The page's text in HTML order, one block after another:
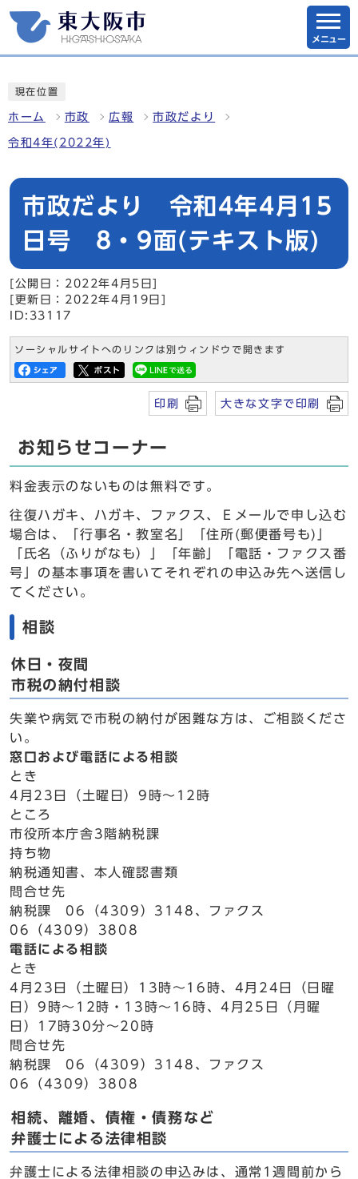
メニュー
現在位置
ホーム 市政 広報 市政だより
令和4年(2022年)
市政だより 令和4年4月15
日号 8・9面(テキスト版)
[公開日：2022年4月5日]
[更新日：2022年4月19日]
ID:33117
ソーシャルサイトへのリンクは別ウィンドウで開きます
印刷 大きな文字で印刷
お知らせコーナー
料金表示のないものは無料です。
往復ハガキ、ハガキ、ファクス、Ｅメールで申し込む
場合は、「行事名・教室名」「住所(郵便番号も)」
「氏名（ふりがなも）」「年齢」「電話・ファクス番
号」の基本事項を書いてそれぞれの申込み先へ送信し
てください。
相談
休日・夜間
市税の納付相談
失業や病気で市税の納付が困難な方は、ご相談くださ
い。
窓口および電話による相談
とき
4月23日（土曜日）9時～12時
ところ
市役所本庁舎3階納税課
持ち物
納税通知書、本人確認書類
問合せ先
納税課 06（4309）3148、ファクス
06（4309）3808
電話による相談
とき
4月23日（土曜日）13時～16時、4月24日（日曜
日）9時～12時・13時～16時、4月25日（月曜
日）17時30分～20時
問合せ先
納税課 06（4309）3148、ファクス
06（4309）3808
相続、離婚、債権・債務など
弁護士による法律相談
弁護士による法律相談の申込みは、通常1週間前から